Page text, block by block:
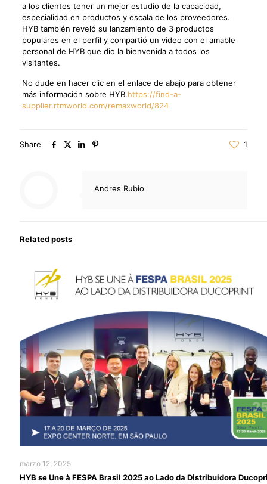
a los clientes tener un mejor estudio de la capacidad,
especialidad en productos y escala de los proveedores.
HYB también reveló su lanzamiento de 3 productos
populares en el perfil y compartió un video con el amable
personal de HYB que dio la bienvenida a todos los
visitantes.
No dude en hacer clic en el enlace de abajo para obtener
más información sobre HYB.https://find-a-
supplier.rtmworld.com/remaxworld/824
Share 1
Andres Rubio
Related posts
marzo 12, 2025
HYB se Une à FESPA Brasil 2025 ao Lado da Distribuidora